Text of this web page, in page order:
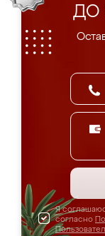
ДО
Я
согласно